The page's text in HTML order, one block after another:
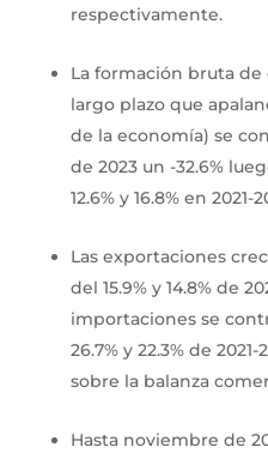
respectivamente.
La formación bruta
largo plazo que
de la economía) se
de 2023 un -32.6%
12.6% y 16.8% en 2021-
Las exportaciones
del 15.9% y 14.8% de
importaciones se
26.7% y 22.3% de
sobre la balanza
Hasta noviembre de